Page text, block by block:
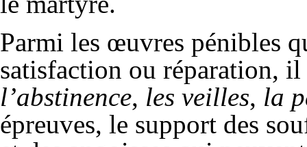
Parmi les œuvres pénibles
satisfaction ou réparation,
l’abstinence, les veilles, la
épreuves, le support des